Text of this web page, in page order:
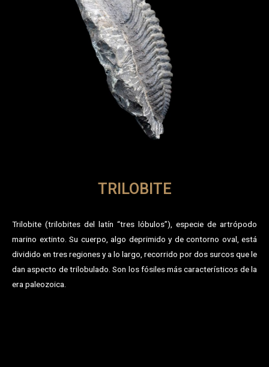
TRILOBITE
Trilobite (trilobites del latín “tres lóbulos”), especie de artrópodo
marino extinto. Su cuerpo, algo deprimido y de contorno oval, está
dividido en tres regiones y a lo largo, recorrido por dos surcos que le
dan aspecto de trilobulado. Son los fósiles más característicos de la
era paleozoica.